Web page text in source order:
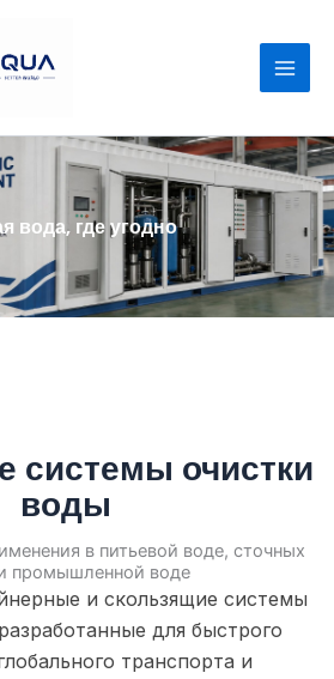
вода, где угодно
системы очистки
воды
в питьевой воде, сточных
промышленной воде
и скользящие системы
для быстрого
транспорта и